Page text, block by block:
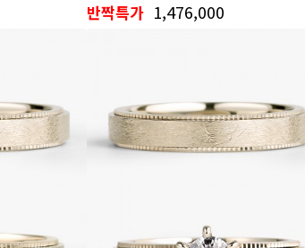
반짝특가 1,476,000